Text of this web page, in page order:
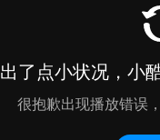
出了点小状况，小
很抱歉出现播放错误